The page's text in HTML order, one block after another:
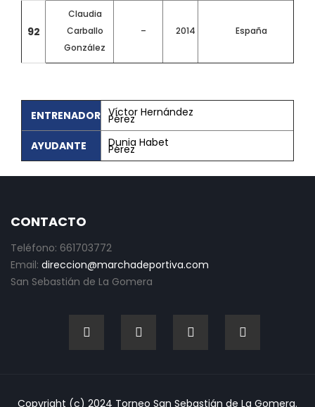
92
Claudia
Carballo
González
– 2014 España
ENTRENADOR Víctor Hernández
Pérez
AYUDANTE
Dunia Habet
Pérez
CONTACTO
Teléfono: 661703772
Email: direccion@marchadeportiva.com
San Sebastián de La Gomera
Copyright (c) 2024 Torneo San Sebastián de La Gomera.